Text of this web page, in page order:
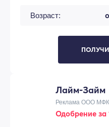
Возраст:
Лайм-Займ
Реклама ООО
Одобрение за